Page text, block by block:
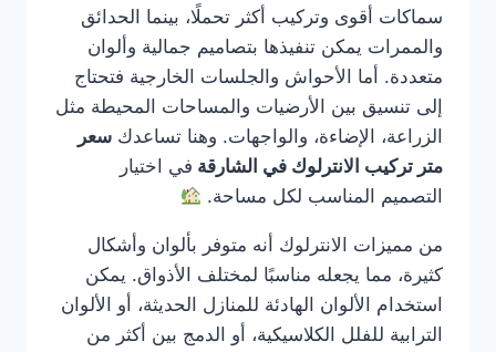
سماكات أقوى وتركيب أكثر تحملًا، بينما الحدائق
والممرات يمكن تنفيذها بتصاميم جمالية وألوان
متعددة. أما الأحواش والجلسات الخارجية فتحتاج
إلى تنسيق بين الأرضيات والمساحات المحيطة مثل
الزراعة، الإضاءة، والواجهات. وهنا تساعدك سعر
متر تركيب الانترلوك في الشارقة في اختيار
التصميم المناسب لكل مساحة.
من مميزات الانترلوك أنه متوفر بألوان وأشكال
كثيرة، مما يجعله مناسبًا لمختلف الأذواق. يمكن
استخدام الألوان الهادئة للمنازل الحديثة، أو الألوان
الترابية للفلل الكلاسيكية، أو الدمج بين أكثر من